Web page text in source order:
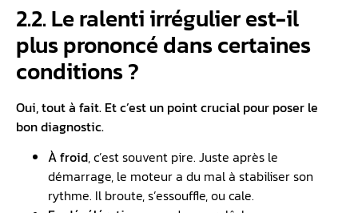
2.2.️ Le ralenti irrégulier est-il
plus prononcé dans certaines
conditions ?
Oui, tout à fait. Et c’est un point crucial pour poser le
bon diagnostic.
À froid, c’est souvent pire. Juste après le
démarrage, le moteur a du mal à stabiliser son
rythme. Il broute, s’essouffle, ou cale.